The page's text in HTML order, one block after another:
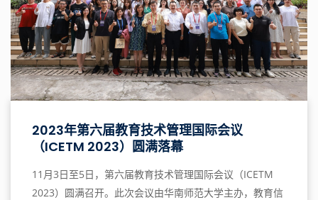
2023年第六届教育技术管理国际会议
（ICETM 2023）圆满落幕
11月3日至5日，第六届教育技术管理国际会议（ICETM
2023）圆满召开。此次会议由华南师范大学主办，教育信